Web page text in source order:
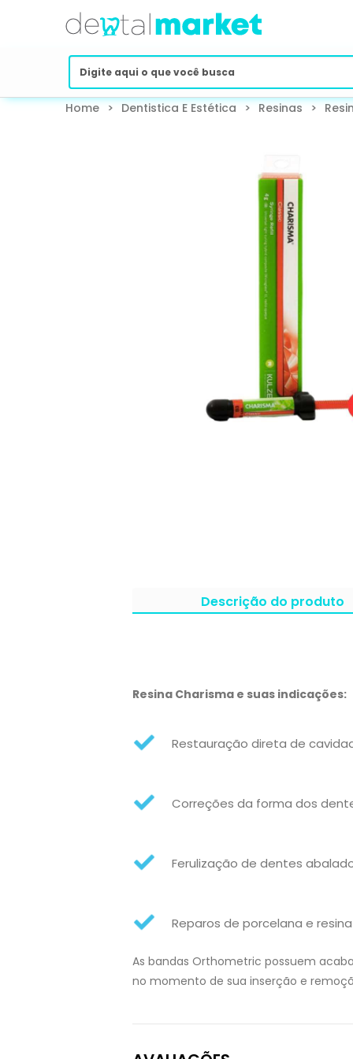
Home > Dentistica E Estética > Resinas >
Descrição do produto
Resina Charisma e suas indicações:
Restauração direta de
Correções da forma dos
Ferulização de dentes
Reparos de porcelana e
As bandas Orthometric possuem
no momento de sua inserção e